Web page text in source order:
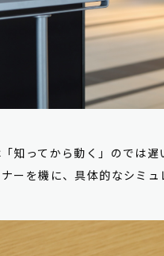
知ってから動く」のでは遅
ーを機に、具体的なシミ